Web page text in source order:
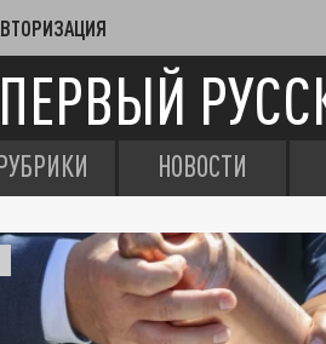
ПЕРВЫЙ
НОВОСТИ